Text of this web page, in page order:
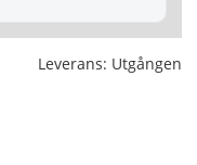
Leverans: Utgången